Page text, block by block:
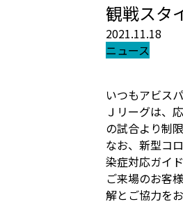
観戦スタ
2021.11.18
ニュース
いつもアビス
Ｊリーグは、
の試合より制
なお、新型コ
染症対応ガイ
ご来場のお客
解とご協力を